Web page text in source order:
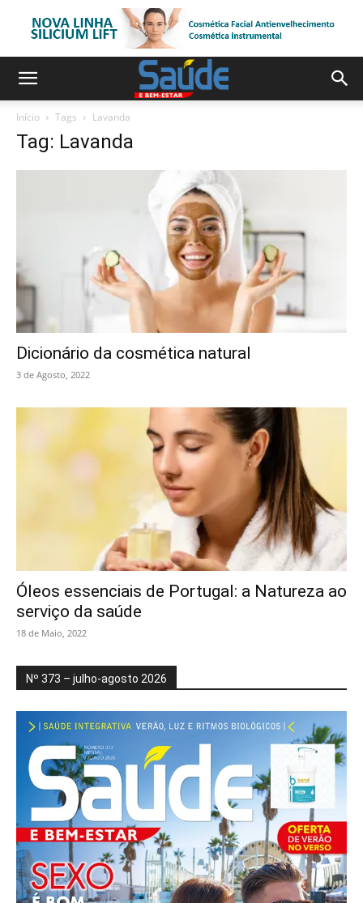
Início Tags Lavanda
Tag: Lavanda
Dicionário da cosmética natural
3 de Agosto, 2022
Óleos essenciais de Portugal: a Natureza ao
serviço da saúde
18 de Maio, 2022
Nº 373 – julho-agosto 2026